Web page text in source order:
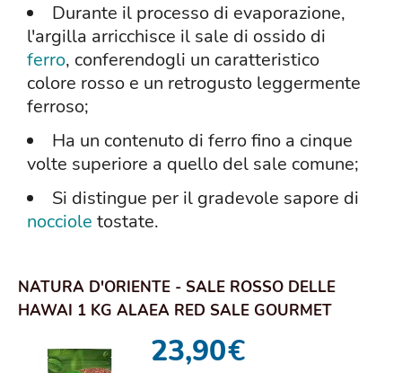
Durante il processo di evaporazione,
l'argilla arricchisce il sale di ossido di
ferro, conferendogli un caratteristico
colore rosso e un retrogusto leggermente
ferroso;
Ha un contenuto di ferro fino a cinque
volte superiore a quello del sale comune;
Si distingue per il gradevole sapore di
nocciole tostate.
NATURA D'ORIENTE - SALE ROSSO DELLE
HAWAI 1 KG ALAEA RED SALE GOURMET
23,90€